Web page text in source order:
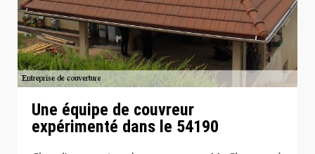
Une équipe de couvreur
expérimenté dans le 54190